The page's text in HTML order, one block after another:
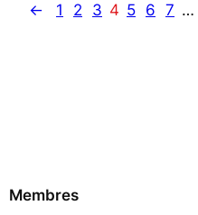
← 1 2 3 4 5 6 7 …
Membres